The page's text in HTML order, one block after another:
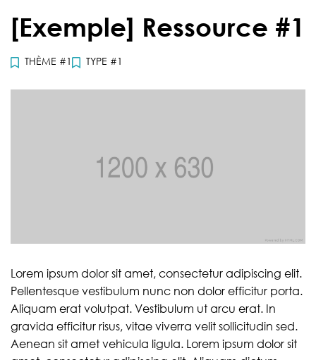
[Exemple] Ressource #1
THÈME #1 TYPE #1
Lorem ipsum dolor sit amet, consectetur adipiscing elit.
Pellentesque vestibulum nunc non dolor efficitur porta.
Aliquam erat volutpat. Vestibulum ut arcu erat. In
gravida efficitur risus, vitae viverra velit sollicitudin sed.
Aenean sit amet vehicula ligula. Lorem ipsum dolor sit